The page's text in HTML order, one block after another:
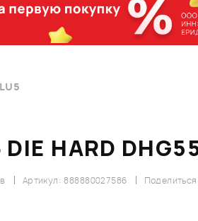
HARD
Поделиться
Артикул: 888880027586